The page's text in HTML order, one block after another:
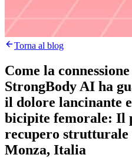
Torna al blog
Come la
StrongBody AI ha
il dolore lancinante
bicipite femorale: Il
recupero strutturale
Monza, Italia